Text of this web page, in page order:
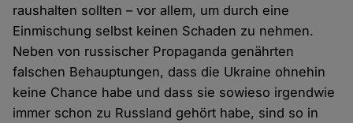
raushalten sollten – vor allem, um durch eine
Einmischung selbst keinen Schaden zu nehmen.
Neben von russischer Propaganda genährten
falschen Behauptungen, dass die Ukraine ohnehin
keine Chance habe und dass sie sowieso irgendwie
immer schon zu Russland gehört habe, sind so in